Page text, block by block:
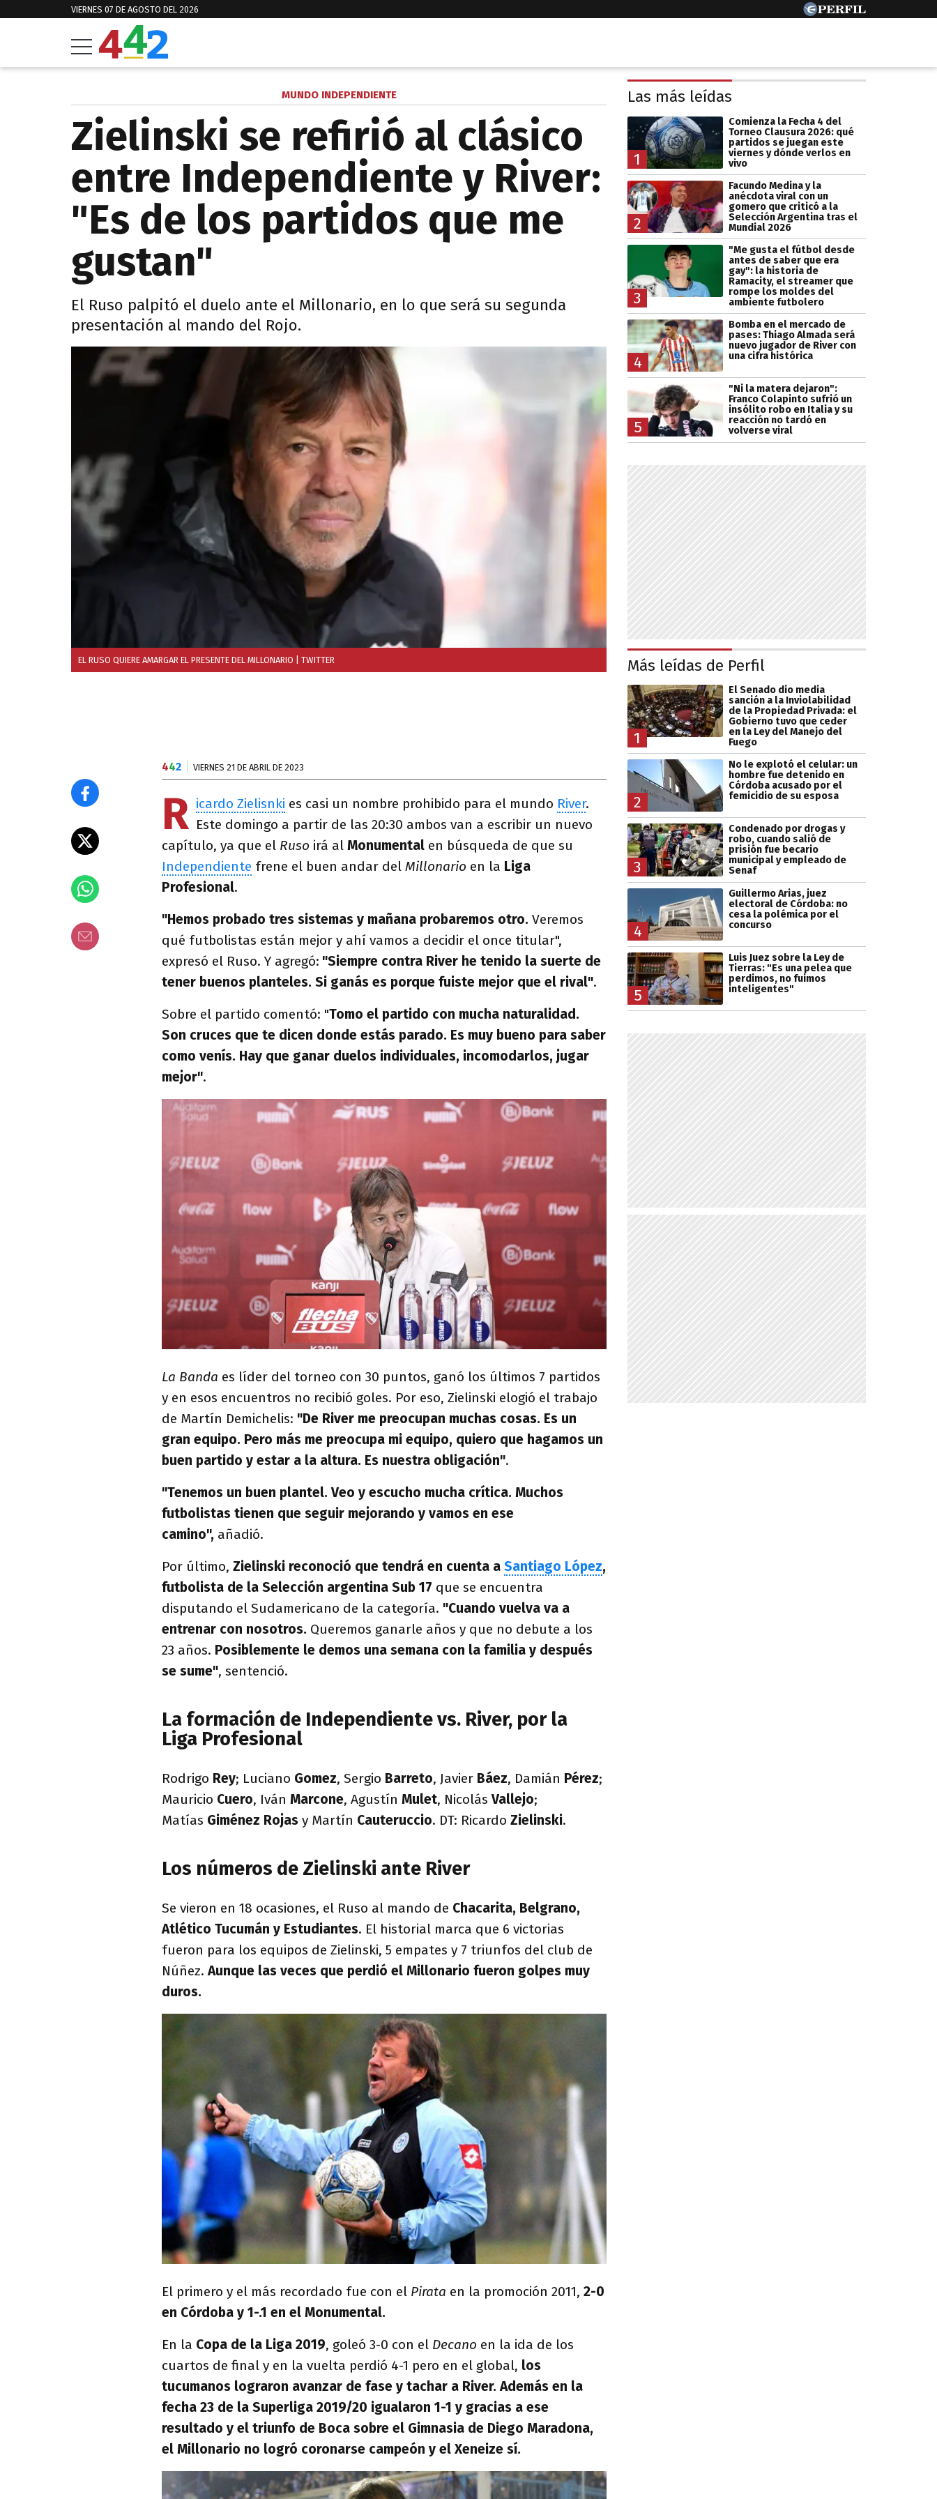
VIERNES 07 DE AGOSTO DEL 2026
MUNDO INDEPENDIENTE
Zielinski se refirió al clásico
entre Independiente y River:
"Es de los partidos que me
gustan"
El Ruso palpitó el duelo ante el Millonario, en lo que será su segunda
presentación al mando del Rojo.
EL RUSO QUIERE AMARGAR EL PRESENTE DEL MILLONARIO | TWITTER
442 VIERNES 21 DE ABRIL DE 2023
R icardo Zielisnki es casi un nombre prohibido para el mundo River.
Este domingo a partir de las 20:30 ambos van a escribir un nuevo
capítulo, ya que el Ruso irá al Monumental en búsqueda de que su
Independiente frene el buen andar del Millonario en la Liga
Profesional.
"Hemos probado tres sistemas y mañana probaremos otro. Veremos
qué futbolistas están mejor y ahí vamos a decidir el once titular",
expresó el Ruso. Y agregó: "Siempre contra River he tenido la suerte de
tener buenos planteles. Si ganás es porque fuiste mejor que el rival".
Sobre el partido comentó: "Tomo el partido con mucha naturalidad.
Son cruces que te dicen donde estás parado. Es muy bueno para saber
como venís. Hay que ganar duelos individuales, incomodarlos, jugar
mejor".
La Banda es líder del torneo con 30 puntos, ganó los últimos 7 partidos
y en esos encuentros no recibió goles. Por eso, Zielinski elogió el trabajo
de Martín Demichelis: "De River me preocupan muchas cosas. Es un
gran equipo. Pero más me preocupa mi equipo, quiero que hagamos un
buen partido y estar a la altura. Es nuestra obligación".
"Tenemos un buen plantel. Veo y escucho mucha crítica. Muchos
futbolistas tienen que seguir mejorando y vamos en ese
camino", añadió.
Por último, Zielinski reconoció que tendrá en cuenta a Santiago López,
futbolista de la Selección argentina Sub 17 que se encuentra
disputando el Sudamericano de la categoría. "Cuando vuelva va a
entrenar con nosotros. Queremos ganarle años y que no debute a los
23 años. Posiblemente le demos una semana con la familia y después
se sume", sentenció.
La formación de Independiente vs. River, por la
Liga Profesional
Rodrigo Rey; Luciano Gomez, Sergio Barreto, Javier Báez, Damián Pérez;
Mauricio Cuero, Iván Marcone, Agustín Mulet, NicolásVallejo;
Matías Giménez Rojas y Martín Cauteruccio. DT: Ricardo Zielinski.
Los números de Zielinski ante River
Se vieron en 18 ocasiones, el Ruso al mando de Chacarita, Belgrano,
Atlético Tucumán y Estudiantes. El historial marca que 6 victorias
fueron para los equipos de Zielinski, 5 empates y 7 triunfos del club de
Núñez.Aunque las veces que perdió el Millonario fueron golpes muy
duros.
El primero y el más recordado fue con el Pirata en la promoción 2011, 2-0
en Córdoba y 1-.1 en el Monumental.
En la Copa de la Liga 2019, goleó 3-0 con el Decano en la ida de los
cuartos de final y en la vuelta perdió 4-1 pero en el global, los
tucumanos lograron avanzar de fase y tachar a River. Además en la
fecha 23 de la Superliga 2019/20 igualaron 1-1 y gracias a ese
resultado y el triunfo de Boca sobre el Gimnasia de Diego Maradona,
el Millonario no logró coronarse campeón y el Xeneize sí.
Las más leídas
1
Comienza la Fecha 4 del
Torneo Clausura 2026: qué
partidos se juegan este
viernes y dónde verlos en
vivo
2
Facundo Medina y la
anécdota viral con un
gomero que criticó a la
Selección Argentina tras el
Mundial 2026
3
"Me gusta el fútbol desde
antes de saber que era
gay": la historia de
Ramacity, el streamer que
rompe los moldes del
ambiente futbolero
4
Bomba en el mercado de
pases: Thiago Almada será
nuevo jugador de River con
una cifra histórica
5
"Ni la matera dejaron":
Franco Colapinto sufrió un
insólito robo en Italia y su
reacción no tardó en
volverse viral
Más leídas de Perfil
1
El Senado dio media
sanción a la Inviolabilidad
de la Propiedad Privada: el
Gobierno tuvo que ceder
en la Ley del Manejo del
Fuego
2
No le explotó el celular: un
hombre fue detenido en
Córdoba acusado por el
femicidio de su esposa
3
Condenado por drogas y
robo, cuando salió de
prisión fue becario
municipal y empleado de
Senaf
4
Guillermo Arias, juez
electoral de Córdoba: no
cesa la polémica por el
concurso
5
Luis Juez sobre la Ley de
Tierras: "Es una pelea que
perdimos, no fuimos
inteligentes"